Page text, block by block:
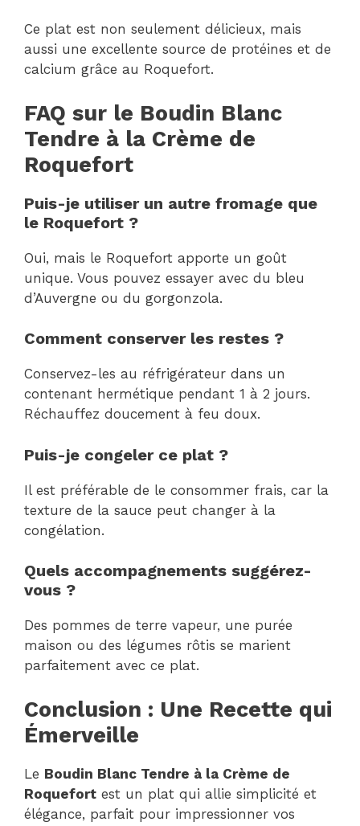
Ce plat est non seulement délicieux, mais
aussi une excellente source de protéines et de
calcium grâce au Roquefort.
FAQ sur le Boudin Blanc
Tendre à la Crème de
Roquefort
Puis-je utiliser un autre fromage que
le Roquefort ?
Oui, mais le Roquefort apporte un goût
unique. Vous pouvez essayer avec du bleu
d’Auvergne ou du gorgonzola.
Comment conserver les restes ?
Conservez-les au réfrigérateur dans un
contenant hermétique pendant 1 à 2 jours.
Réchauffez doucement à feu doux.
Puis-je congeler ce plat ?
Il est préférable de le consommer frais, car la
texture de la sauce peut changer à la
congélation.
Quels accompagnements suggérez-
vous ?
Des pommes de terre vapeur, une purée
maison ou des légumes rôtis se marient
parfaitement avec ce plat.
Conclusion : Une Recette qui
Émerveille
Le Boudin Blanc Tendre à la Crème de
Roquefort est un plat qui allie simplicité et
élégance, parfait pour impressionner vos